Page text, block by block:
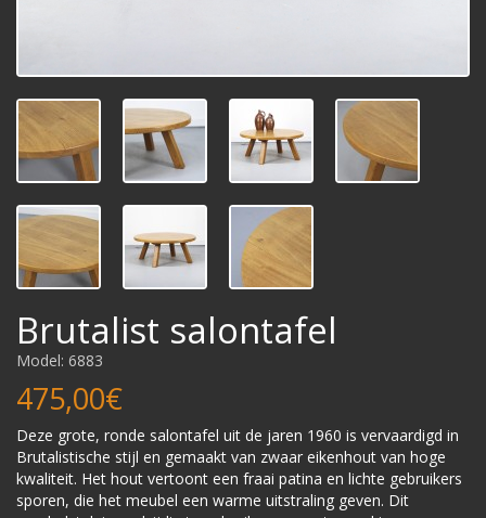
Brutalist salontafel
Model: 6883
475,00€
Deze grote, ronde salontafel uit de jaren 1960 is vervaardigd in
Brutalistische stijl en gemaakt van zwaar eikenhout van hoge
kwaliteit. Het hout vertoont een fraai patina en lichte gebruikers
sporen, die het meubel een warme uitstraling geven. Dit